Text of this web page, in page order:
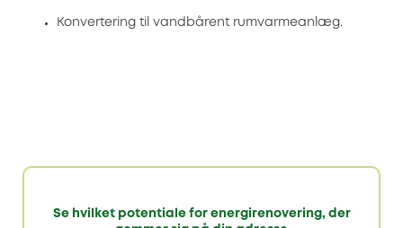
Konvertering til vandbårent rumvarmeanlæg.
Se hvilket potentiale for energirenovering, der